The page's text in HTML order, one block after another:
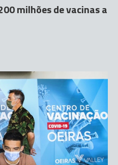
milhões de vacinas a